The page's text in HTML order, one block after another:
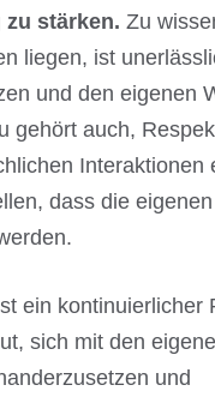
zu stärken.Zu
liegen, ist
und den eigenen
gehört auch,
Interaktionen
dass die
ein kontinuierlicher
sich mit den
und